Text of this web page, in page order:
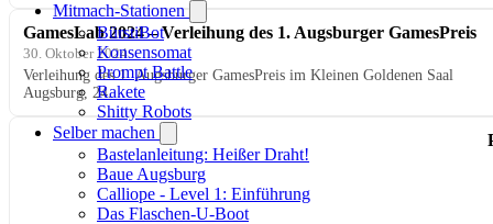
Mitmach-Stationen
BürstiBot
Konsensomat
Prompt Battle
Rakete
Shitty Robots
Selber machen
Bastelanleitung: Heißer Draht!
Baue Augsburg
Calliope - Level 1: Einführung
Das Flaschen-U-Boot
GamesLab 2024 – Verleihung des 1. Augsburger GamesPreis
30. Oktober 2024
Verleihung des 1. Augsburger GamesPreis im Kleinen Goldenen Saal
Augsburg, 24.